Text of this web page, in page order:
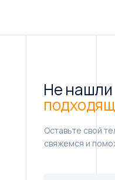
Не нашли
Оставьте свой
свяжемся и